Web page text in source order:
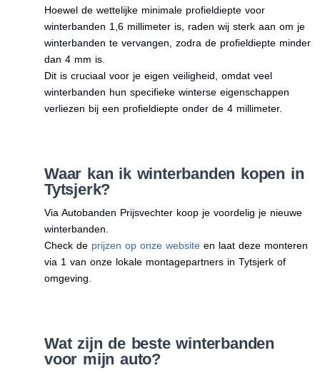
Hoewel de wettelijke minimale profieldiepte voor
winterbanden 1,6 millimeter is, raden wij sterk aan om je
winterbanden te vervangen, zodra de profieldiepte minder
dan 4 mm is.
Dit is cruciaal voor je eigen veiligheid, omdat veel
winterbanden hun specifieke winterse eigenschappen
verliezen bij een profieldiepte onder de 4 millimeter.
Waar kan ik winterbanden kopen in
Tytsjerk?
Via Autobanden Prijsvechter koop je voordelig je nieuwe
winterbanden.
Check de prijzen op onze websiteen laat deze monteren
via 1 van onze lokale montagepartners in Tytsjerk of
omgeving.
Wat zijn de beste winterbanden
voor mijn auto?